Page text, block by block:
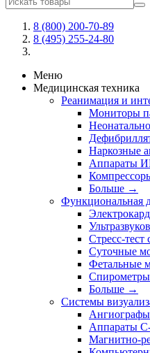
8 (800) 200-70-89
8 (495) 255-24-80
Меню
Медицинская техника
Реанимация и
Мониторы
Наркозные
Аппараты
Больше →
Функциональная
Стресс-тест
Суточные
Фетальные
Спирометры
Больше →
Системы
Ангиографы
Аппараты
Магнитно-